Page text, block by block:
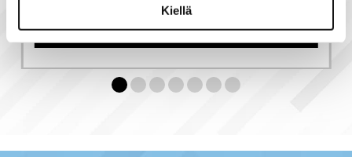
Kiellä
16,15 €